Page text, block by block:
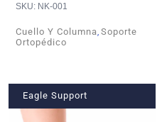
SKU: NK-001
Cuello Y Columna, Soporte
Ortopédico
Eagle Support